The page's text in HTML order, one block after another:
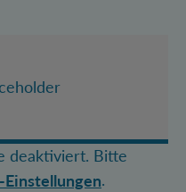
deaktiviert. Bitte
.